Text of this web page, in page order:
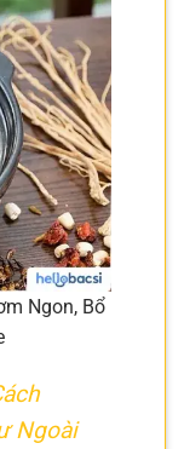
Ngon, Bổ
Ngoài